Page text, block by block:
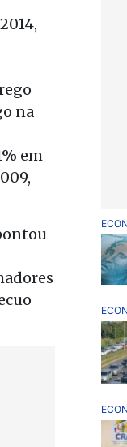
na
em